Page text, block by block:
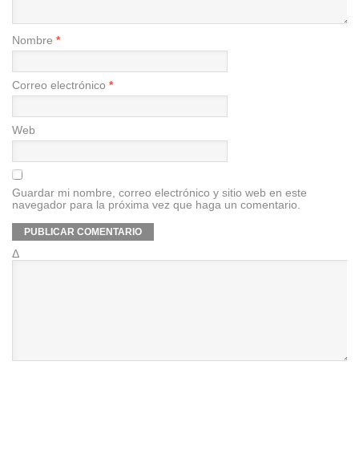
Nombre *
Correo electrónico *
Web
Guardar mi nombre, correo electrónico y sitio web en este
navegador para la próxima vez que haga un comentario.
Δ